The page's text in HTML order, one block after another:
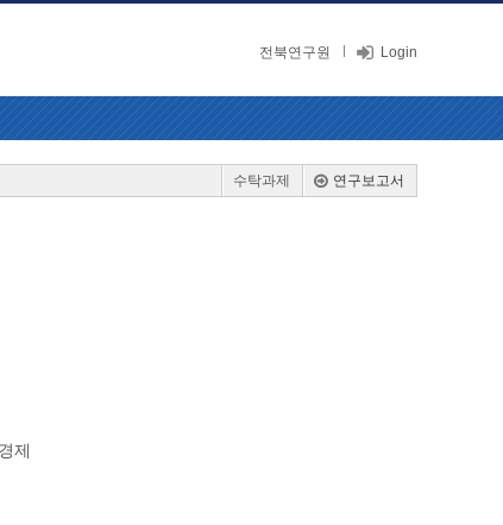
전북연구원 Login
수탁과제 연구보고서
제